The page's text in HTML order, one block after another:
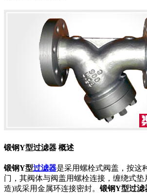
锻钢Y型过滤器 概述
锻钢Y型过滤器是采用螺栓式阀盖，按这
门，其阀体与阀盖用螺栓连接，缠绕式垫
造)或采用金属环连接密封。 锻钢Y型过滤